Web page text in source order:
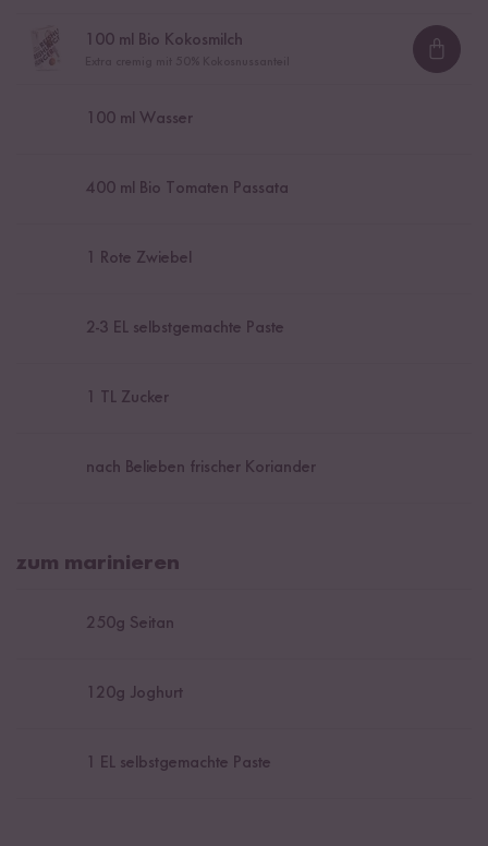
100 ml Bio Kokosmilch
100 ml Wasser
400 ml Bio Tomaten Passata
1 Rote Zwiebel
2-3 EL selbstgemachte Paste
1 TL Zucker
nach Belieben frischer Koriander
zum marinieren
250g Seitan
120g Joghurt
1 EL selbstgemachte Paste